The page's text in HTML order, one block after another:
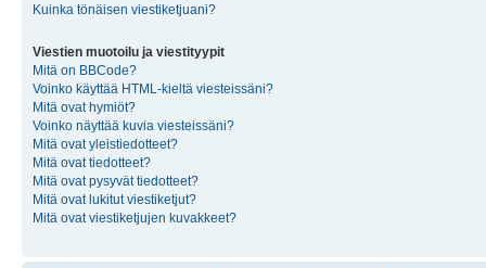
Kuinka tönäisen viestiketjuani?
Viestien muotoilu ja viestityypit
Mitä on BBCode?
Voinko käyttää HTML-kieltä viesteissäni?
Mitä ovat hymiöt?
Voinko näyttää kuvia viesteissäni?
Mitä ovat yleistiedotteet?
Mitä ovat tiedotteet?
Mitä ovat pysyvät tiedotteet?
Mitä ovat lukitut viestiketjut?
Mitä ovat viestiketjujen kuvakkeet?